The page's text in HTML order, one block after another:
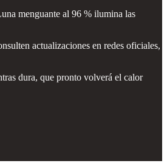
menguante al 96 % ilumina las
actualizaciones en redes oficiales,
dura, que pronto volverá el calor